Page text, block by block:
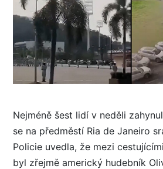
Nejméně šest lidí v neděli
se na předměstí Ria de Janeiro
Policie uvedla, že mezi
byl zřejmě americký hudebník